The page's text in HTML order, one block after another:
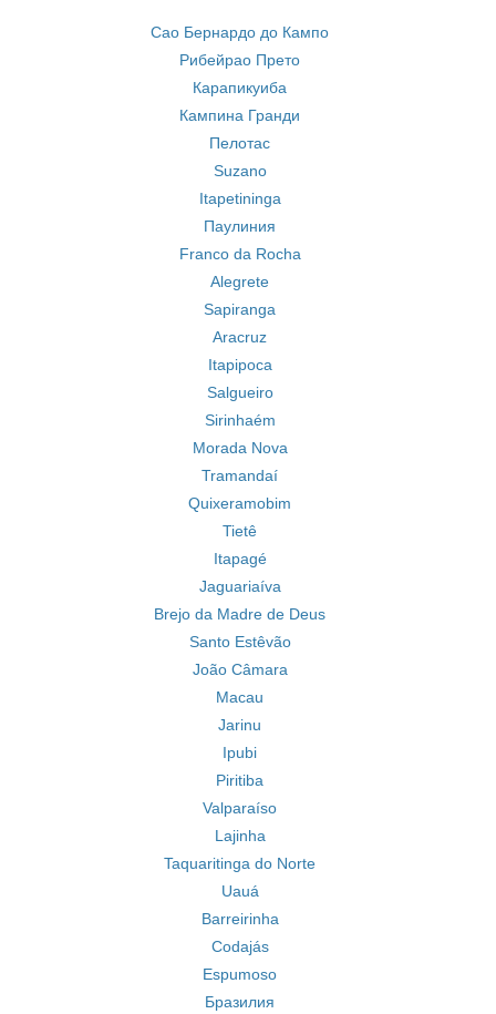
Сао Бернардо до Кампо
Рибейрао Прето
Карапикуиба
Кампина Гранди
Пелотас
Suzano
Itapetininga
Паулиния
Franco da Rocha
Alegrete
Sapiranga
Aracruz
Itapipoca
Salgueiro
Sirinhaém
Morada Nova
Tramandaí
Quixeramobim
Tietê
Itapagé
Jaguariaíva
Brejo da Madre de Deus
Santo Estêvão
João Câmara
Macau
Jarinu
Ipubi
Piritiba
Valparaíso
Lajinha
Taquaritinga do Norte
Uauá
Barreirinha
Codajás
Espumoso
Бразилия